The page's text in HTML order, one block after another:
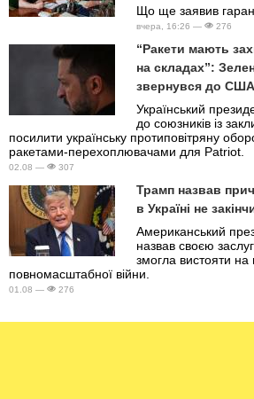
Що ще заявив
вчера, 16:26 — 276
“Ракети мають
на складах”:
звернувся до США
Український
до союзників із
посилити українську протиповітряну
ракетами-перехоплювачами для Patriot.
02.08 — 307
Трамп назвав
в Україні не
Американський
назвав своєю
змогла вистояти на
повномасштабної війни.
01.08 — 276